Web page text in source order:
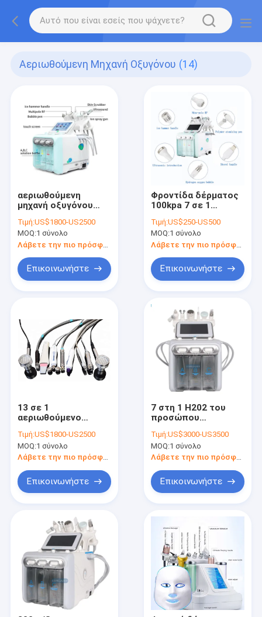
Αεριωθούμενη Μηχανή Οξυγόνου (14)
αεριωθούμενη
μηχανή οξυγόνου
Dermabrasion μηχανή
CE
Τιμή:US$1800-US2500
MOQ:1 σύνολο
Λάβετε την πιο πρόσφατη τιμή
Επικοινωνήστε
Φροντίδα δέρματος
100kpa 7 σε 1
προσώπου μηχανή
0.34mm φλούδας
Τιμή:US$250-US500
MOQ:1 σύνολο
Επικοινωνήστε
13 σε 1
αεριωθούμενο
Microdermabrasion
μηχανών οξυγόνου
για τη λεύκανση
Τιμή:US$1800-US2500
MOQ:1 σύνολο
Λάβετε την πιο πρόσφατη τιμή
Επικοινωνήστε
7 στη 1 H202 του
προσώπου
δερμάτων μηχανών
καθαρισμού RF
αεριωθούμενη του
Τιμή:US$3000-US3500
MOQ:1 σύνολο
Επικοινωνήστε